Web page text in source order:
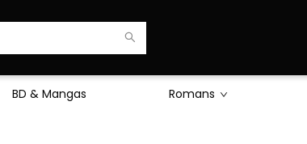
BD & Mangas Romans